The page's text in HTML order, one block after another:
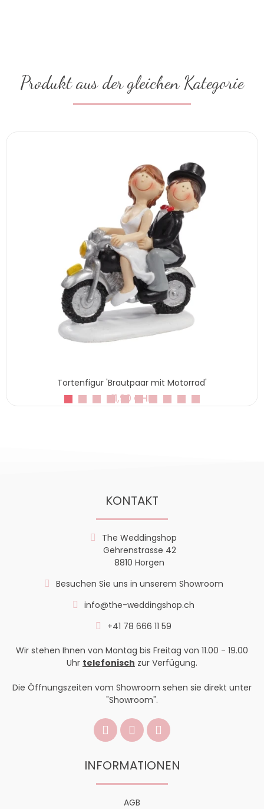
Produkt aus der gleichen Kategorie
Tortenfigur 'Brautpaar mit Motorrad'
11,90 CHF
KONTAKT
The Weddingshop
Gehrenstrasse 42
8810 Horgen
Besuchen Sie uns in unserem Showroom
info@the-weddingshop.ch
+41 78 666 11 59
Wir stehen Ihnen von Montag bis Freitag von 11.00 - 19.00
Uhr telefonisch zur Verfügung.
Die Öffnungszeiten vom Showroom sehen sie direkt unter
"Showroom".
INFORMATIONEN
AGB